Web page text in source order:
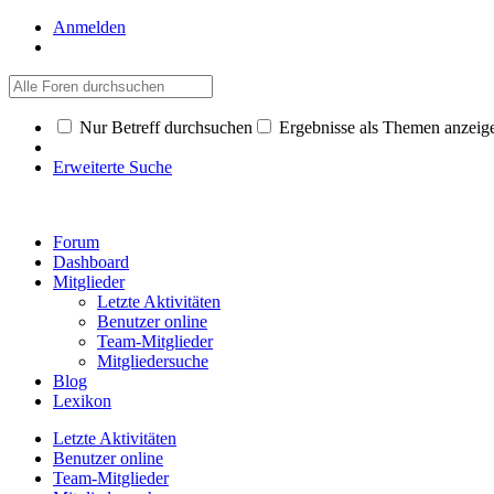
Anmelden
Nur Betreff durchsuchen Ergebnisse als Themen
Erweiterte Suche
Forum
Dashboard
Mitglieder
Letzte Aktivitäten
Benutzer online
Team-Mitglieder
Mitgliedersuche
Blog
Lexikon
Letzte Aktivitäten
Benutzer online
Team-Mitglieder